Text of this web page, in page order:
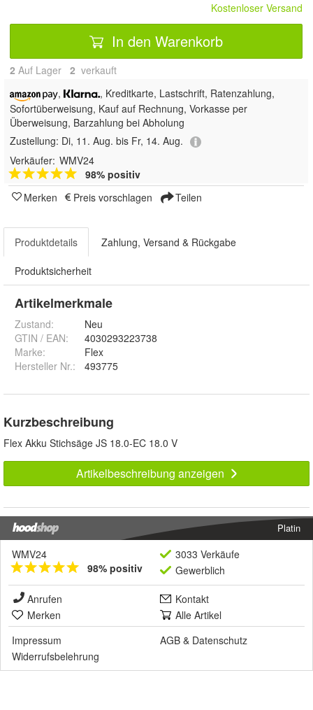
Kostenloser Versand
In den Warenkorb
2 Auf Lager 2 verkauft
,
, Kreditkarte, Lastschrift, Ratenzahlung,
Sofortüberweisung, Kauf auf Rechnung, Vorkasse per
Überweisung, Barzahlung bei Abholung
Zustellung: Di, 11. Aug. bis Fr, 14. Aug.
Verkäufer: WMV24
98% positiv
Merken
Preis vorschlagen Teilen
Produktdetails Zahlung, Versand & Rückgabe
Produktsicherheit
Artikelmerkmale
Zustand:
Neu
GTIN / EAN:
4030293223738
Marke:
Flex
Hersteller Nr.:
493775
Kurzbeschreibung
Flex Akku Stichsäge JS 18.0-EC 18.0 V
Artikelbeschreibung anzeigen
Platin
WMV24
98% positiv
3033 Verkäufe
Gewerblich
Anrufen
Kontakt
Merken
Alle Artikel
Impressum
AGB & Datenschutz
Widerrufsbelehrung